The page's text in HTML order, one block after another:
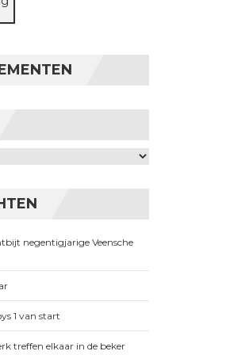
negentigjarige Veensche
1 van start
treffen elkaar in de beker